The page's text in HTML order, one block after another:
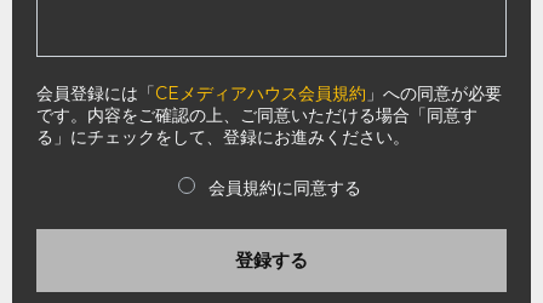
会員登録には「CEメディアハウス会員規約 」への同意が必要
です。内容をご確認の上、ご同意いただける場合「同意す
る」にチェックをして、登録にお進みください。
会員規約に同意する
登録する